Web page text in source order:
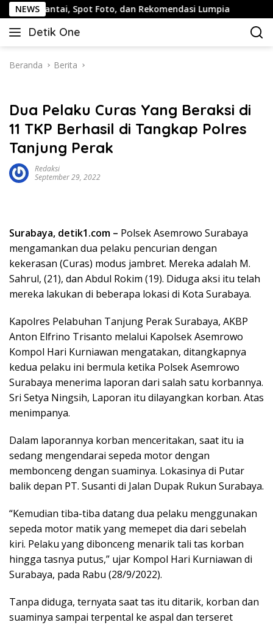
Langsung
ke
konten
NEWS
Spot Foto, dan Rekomendasi Lumpia Panduan
Detik One
Tajam
Fakta
Beranda Berita
Dua Pelaku Curas Yang Beraksi di
11 TKP Berhasil di Tangkap Polres
Tanjung Perak
Redaksi
September 29, 2022
Surabaya, detik1.com – Polsek Asemrowo Surabaya
mengamankan dua pelaku pencurian dengan
kekerasan (Curas) modus jambret. Mereka adalah M.
Sahrul, (21), dan Abdul Rokim (19). Diduga aksi itu telah
mereka lakukan di beberapa lokasi di Kota Surabaya.
Kapolres Pelabuhan Tanjung Perak Surabaya, AKBP
Anton Elfrino Trisanto melalui Kapolsek Asemrowo
Kompol Hari Kurniawan mengatakan, ditangkapnya
kedua pelaku ini bermula ketika Polsek Asemrowo
Surabaya menerima laporan dari salah satu korbannya.
Sri Setya Ningsih, Laporan itu dilayangkan korban. Atas
menimpanya.
Dalam laporannya korban menceritakan, saat itu ia
sedang mengendarai sepeda motor dengan
membonceng dengan suaminya. Lokasinya di Putar
balik depan PT. Susanti di Jalan Dupak Rukun Surabaya.
“Kemudian tiba-tiba datang dua pelaku menggunakan
sepeda motor matik yang memepet dia dari sebelah
kiri. Pelaku yang dibonceng menarik tali tas korban
hingga tasnya putus,” ujar Kompol Hari Kurniawan di
Surabaya, pada Rabu (28/9/2022).
Tanpa diduga, ternyata saat tas itu ditarik, korban dan
suaminya sampai terpental ke aspal dan terseret